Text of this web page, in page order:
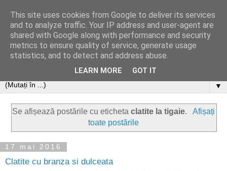
▼
Se afișează postările cu etichetaclatite la tigaie.
Afișați
toate postările
17 mai 2016
Clatite cu branza si dulceata
This site uses cookies from Google to deliver its services
and to analyze traffic. Your IP address and user-agent are
shared with Google along with performance and security
metrics to ensure quality of service, generate usage
statistics, and to detect and address abuse.
LEARN MORE GOT IT